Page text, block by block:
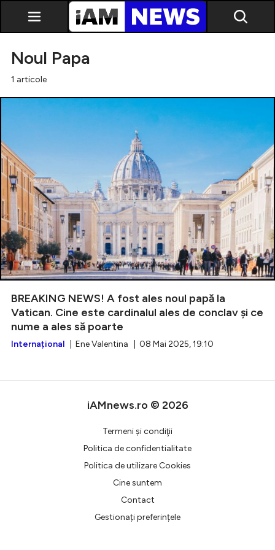
Intră în cont
Noul Papa
1 articole
BREAKING NEWS! A fost ales noul papă la
Vatican. Cine este cardinalul ales de conclav și ce
nume a ales să poarte
Internațional | Ene Valentina | 08 Mai 2025, 19:10
iAMnews.ro © 2026
Termeni şi condiţii
Politica de confidentialitate
Politica de utilizare Cookies
Cine suntem
Contact
Gestionați preferințele